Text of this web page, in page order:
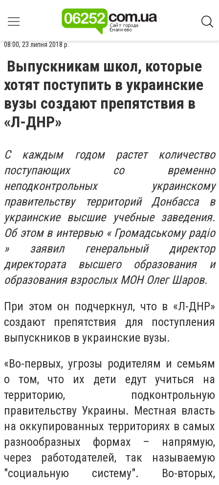
08:00, 23 липня 2018 р.
Выпускникам школ, которые
хотят поступить в украинские
вузы создают препятствия в
«Л-ДНР»
С каждым годом растет количество
поступающих со временно
неподконтрольных украинскому
правительству территорий Донбасса в
украинские высшие учебные заведения.
Об этом в интервью « Громадському радіо
» заявил генеральный директор
директората высшего образования и
образования взрослых МОН Олег Шаров.
При этом он подчеркнул, что в «Л-ДНР»
создают препятствия для поступления
выпускников в украинские вузы.
«Во-первых, угрозы родителям и семьям
о том, что их дети едут учиться на
территорию, подконтрольную
правительству Украины. Местная власть
на оккупированных территориях в самых
разнообразных формах – напрямую,
через работодателей, так называемую
"социальную систему". Во-вторых,